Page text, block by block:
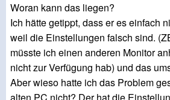
Woran kann das liegen?
Ich hätte getippt, dass er es einfach
weil die Einstellungen falsch sind.
müsste ich einen anderen Monitor
nicht zur Verfügung hab) und das
Aber wieso hatte ich das Problem